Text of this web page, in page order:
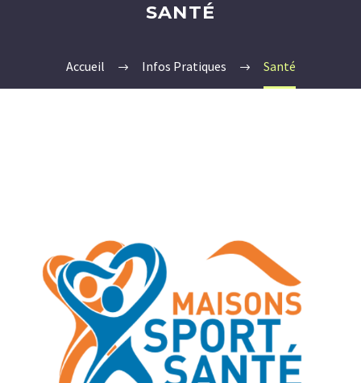
SANTÉ
Accueil Infos Pratiques Santé